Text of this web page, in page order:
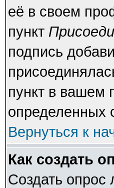
её в своем
пункт
подпись
пункт в вашем
определенных
Вернуться к
Как создать
Создать опрос